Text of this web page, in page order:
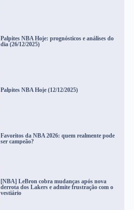
Palpites NBA Hoje: prognósticos e análises do
dia (26/12/2025)
Palpites NBA Hoje (12/12/2025)
Favoritos da NBA 2026: quem realmente pode
ser campeão?
[NBA] LeBron cobra mudanças após nova
derrota dos Lakers e admite frustração com o
vestiário